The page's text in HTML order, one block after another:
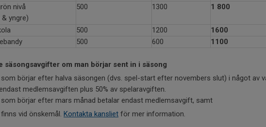
nivå
yngre)
500 1300 1 800
500 1200
1600
500 600 1100
säsongsavgifter om man börjar sent in i säsong
som börjar efter halva säsongen (dvs. spel-start efter novembers slut) i något av
medlemsavgiften plus 50% av spelaravgiften.
som börjar efter mars månad betalar endast medlemsavgift, samt
vid önskemål. Kontakta kansliet för mer information.